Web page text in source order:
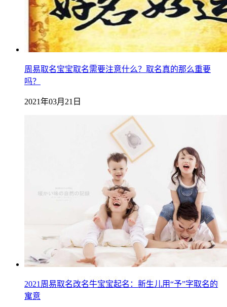
周易取名宝宝取名需要注意什么？取名真的那么重要
吗？
2021年03月21日
2021周易取名改名牛宝宝起名：新生儿用“予”字取名的
寓意